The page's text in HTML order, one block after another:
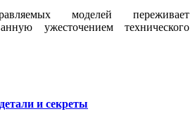
моделей переживает
ужесточением технического
и секреты